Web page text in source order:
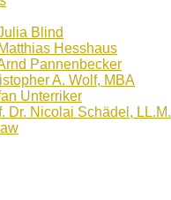
Blind
Hesshaus
Pannenbecker
A. Wolf, MBA
Unterriker
Dr. Nicolai Schädel, LL.M.